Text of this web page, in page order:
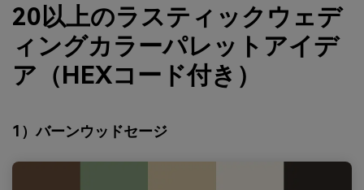
20以上のラスティックウェデ
ィングカラーパレットアイデ
ア（HEXコード付き）
1）バーンウッドセージ